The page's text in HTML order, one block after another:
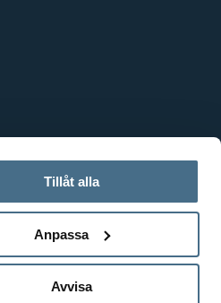
Tillåt alla
Anpassa
Avvisa